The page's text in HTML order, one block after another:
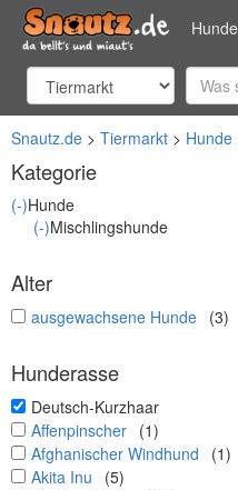
Hunde
Snautz.de Tiermarkt Hunde
Kategorie
(-)Hunde
(-)Mischlingshunde
Alter
undefined
ausgewachsene Hunde (3)
Hunderasse
undefined
Deutsch-Kurzhaar
undefined
Affenpinscher (1)
undefined
Afghanischer Windhund
(1)
undefined
Akita Inu
(5)